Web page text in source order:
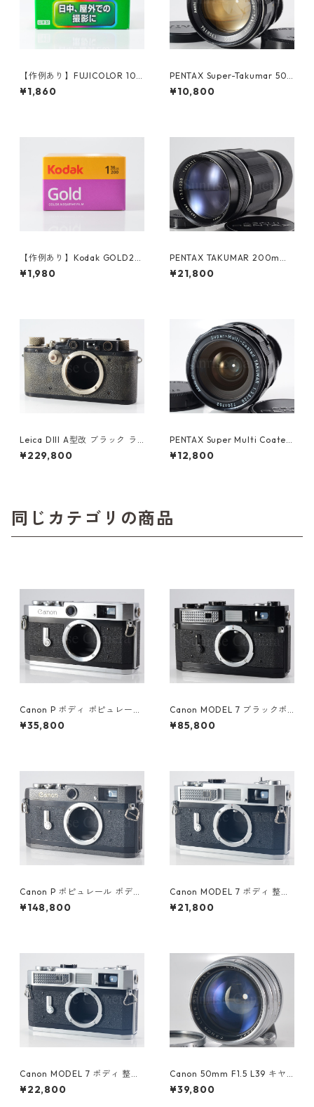
【作例あり】FUJICOLOR 100
36枚撮り 35mmカラーネガフ
ィルム 富士フイルム フジカラ
¥1,860
PENTAX Super-Takumar 50
mm F1.4 M42 整備済 ペンタ
ックス 人気オールドレンズ (6
¥10,800
【作例あり】Kodak GOLD20
0 35mmカラーネガフィルム
36枚撮り (K012)
¥1,980
PENTAX TAKUMAR 200mm
F3.5 M42 ペンタックス (6133
0)
¥21,800
Leica DIII A型改 ブラック ラ
イカ (61478)
¥229,800
PENTAX Super Multi Coated
TAKUMAR 28mm F3.5 M42
ペンタックス (61481)
¥12,800
同じカテゴリの商品
Canon P ボディ ポピュレール
整備済 キヤノン (60753)
¥35,800
Canon MODEL 7 ブラックボ
ディ 整備済 革ケース付 キヤノ
ン (55679)
¥85,800
Canon P ポピュレール ボディ
ハンマートーン 後塗り キヤノ
ン (60354)
¥148,800
Canon MODEL 7 ボディ 整備
済 キヤノン (60045)
¥21,800
Canon MODEL 7 ボディ 整備
済 キヤノン (60048)
¥22,800
Canon 50mm F1.5 L39 キヤ
ノン (60349)
¥39,800